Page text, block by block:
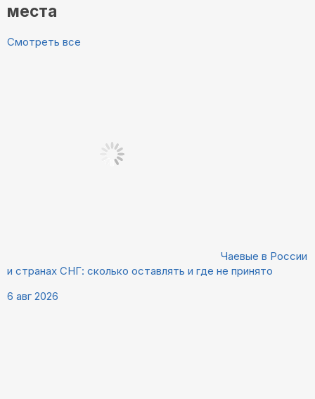
места
Смотреть все
Чаевые в России
и странах СНГ: сколько оставлять и где не принято
6 авг 2026